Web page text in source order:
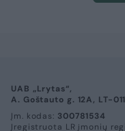
UAB „Lrytas“,
A. Goštauto g. 12A, LT-
Įm. kodas: 300781534
Įregistruota LR įmonių